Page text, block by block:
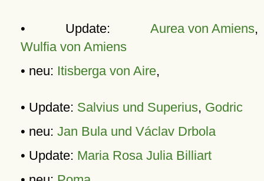
• Update: Aurea von Amiens,
Wulfia von Amiens
• neu: Itisberga von Aire,
• Update: Salvius und Superius, Godric
• neu: Jan Bula und Václav Drbola
• Update: Maria Rosa Julia Billiart